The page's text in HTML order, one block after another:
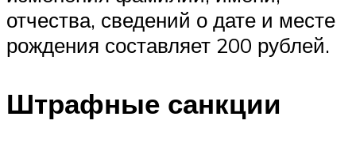
отчества, сведений о дате и месте
рождения составляет 200 рублей.
Штрафные санкции